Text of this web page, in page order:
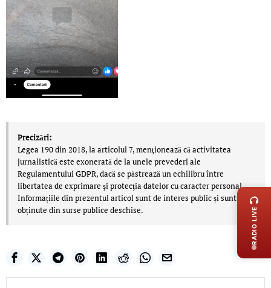
Precizări:
Legea 190 din 2018, la articolul 7, menţionează că activitatea
jurnalistică este exonerată de la unele prevederi ale
Regulamentului GDPR, dacă se păstrează un echilibru între
libertatea de exprimare şi protecţia datelor cu caracter personal.
Informațiile din prezentul articol sunt de interes public și sunt
obținute din surse publice deschise.
RADIO LIVE